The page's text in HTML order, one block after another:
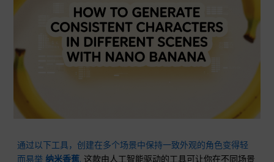
通过以下工具，创建在多个场景中保持一致外观的角色变得轻
而易举 纳米香蕉.这款由人工智能驱动的工具可让你在不同场景